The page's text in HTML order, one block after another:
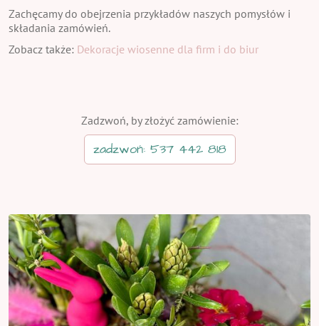
Zachęcamy do obejrzenia przykładów naszych pomysłów i
składania zamówień.
Zobacz także: Dekoracje wiosenne dla firm i do biur
Zadzwoń, by złożyć zamówienie:
zadzwoń: 537 442 818